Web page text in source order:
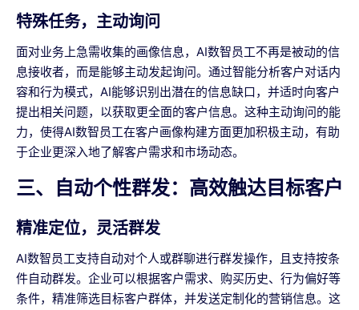
特殊任务，主动询问
面对业务上急需收集的画像信息，AI数智员工不再是被动的信
息接收者，而是能够主动发起询问。通过智能分析客户对话内
容和行为模式，AI能够识别出潜在的信息缺口，并适时向客户
提出相关问题，以获取更全面的客户信息。这种主动询问的能
力，使得AI数智员工在客户画像构建方面更加积极主动，有助
于企业更深入地了解客户需求和市场动态。
三、自动个性群发：高效触达目标客户
精准定位，灵活群发
AI数智员工支持自动对个人或群聊进行群发操作，且支持按条
件自动群发。企业可以根据客户需求、购买历史、行为偏好等
条件，精准筛选目标客户群体，并发送定制化的营销信息。这